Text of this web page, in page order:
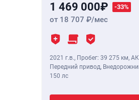
1 469 000 -33%
от 18 707 /мес
2021 г.в., Пробег: 39 275 км,
Передний привод,
150 лс